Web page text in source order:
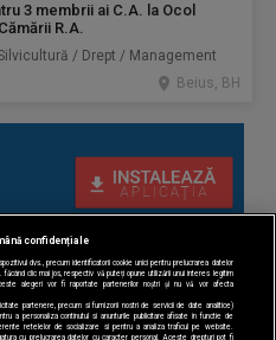
3 membrii ai C.A. la Ocol
R.A.
/ Drept / Management
Beius, BH
confidențiale
dvs., precum identificatorii cookie unici pentru prelucrarea datelor
clic mai jos, respectiv vă puteți opune utilizării unui interes legitim
alegeri vor fi raportate partenerilor noștri și nu vă vor afecta
partenere, precum si furnizorii nostri de servicii de date analitice)
a personaliza continutul si anunturile publicitare afisate in functie de
retelelor de socializare si pentru a analiza traficul pe website.
cu prelucrarea datelor cu caracter personal. Aceste drepturi pot fi